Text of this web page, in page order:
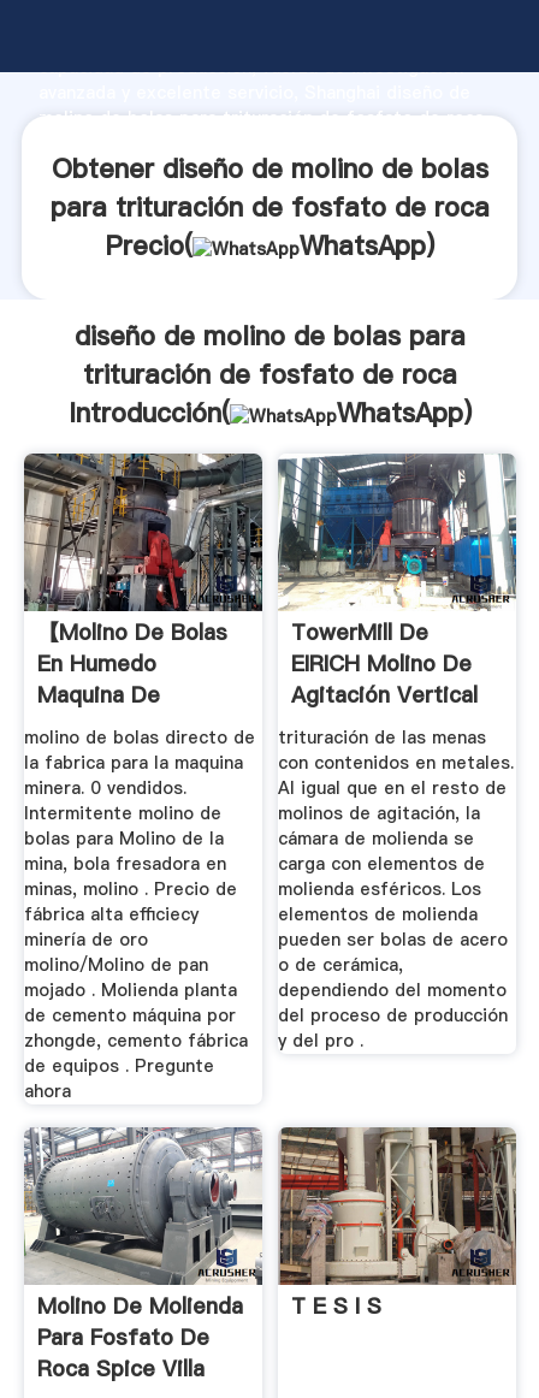
capacidad de producción, fuerza de investigación
molino de bolas para trituración de fosfato de roca
clientes.
Obtener diseño de molino de bolas
para trituración de fosfato de roca
Precio(
WhatsApp)
diseño de molino de bolas para
trituración de fosfato de roca
Introducción(
WhatsApp)
【molino De Bolas
En Humedo
Maquina De
Estrellarse】
molino de bolas directo de
la fabrica para la maquina
minera. 0 vendidos.
Intermitente molino de
bolas para Molino de la
mina, bola fresadora en
minas, molino . Precio de
fábrica alta efficiecy
minería de oro
molino/Molino de pan
mojado . Molienda planta
de cemento máquina por
zhongde, cemento fábrica
de equipos . Pregunte
ahora
TowerMill De
EIRICH Molino De
Agitación Vertical
trituración de las menas
con contenidos en metales.
Al igual que en el resto de
molinos de agitación, la
cámara de molienda se
carga con elementos de
molienda esféricos. Los
elementos de molienda
pueden ser bolas de acero
o de cerámica,
dependiendo del momento
del proceso de producción
y del pro .
Molino De Molienda
Para Fosfato De
Roca Spice Villa
T E S I S